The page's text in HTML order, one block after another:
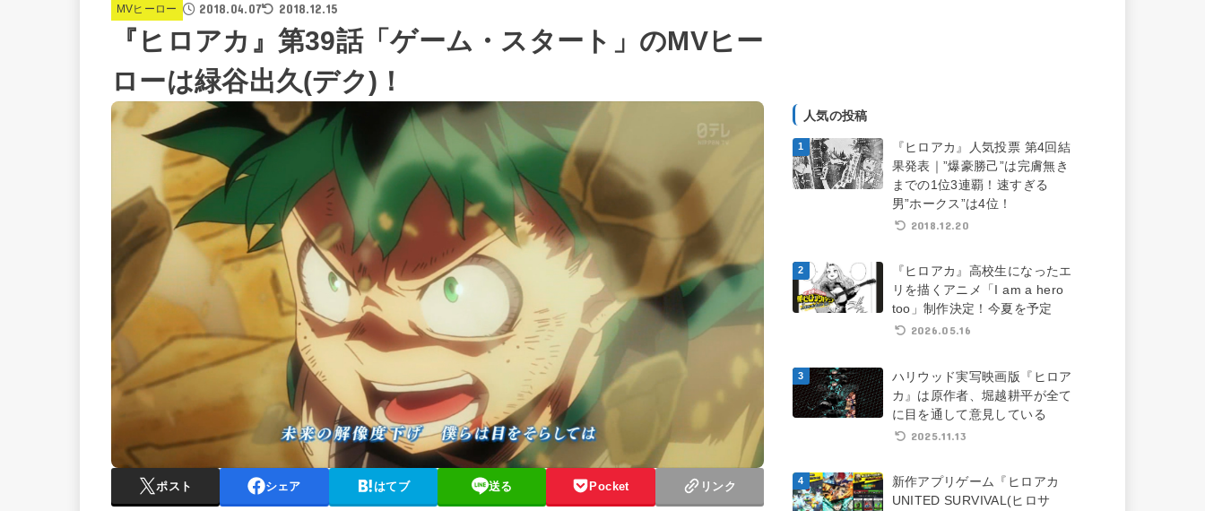
MVヒーロー 2018.04.07 2018.12.15
『ヒロアカ』第39話「ゲーム・スタート」のMVヒー
ローは緑谷出久(デク)！
ポスト シェア はてブ 送る Pocket リンク
人気の投稿
『ヒロアカ』人気投票 第4回結
果発表｜”爆豪勝己”は完膚無き
までの1位3連覇！速すぎる
男”ホークス”は4位！
2018.12.20
『ヒロアカ』高校生になったエ
リを描くアニメ「I am a hero
too」制作決定！今夏を予定
2026.05.16
ハリウッド実写映画版『ヒロア
カ』は原作者、堀越耕平が全て
に目を通して意見している
2025.11.13
新作アプリゲーム『ヒロアカ
UNITED SURVIVAL(ヒロサ